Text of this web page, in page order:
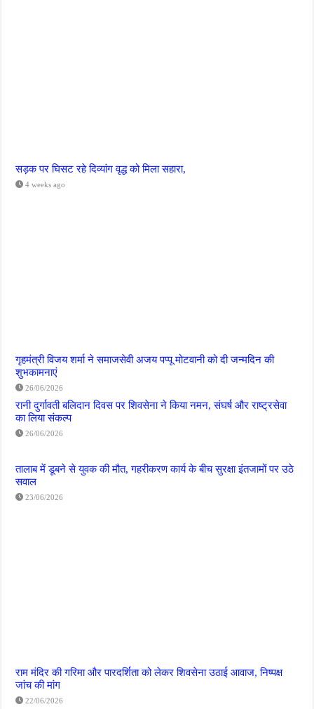
सड़क पर घिसट रहे दिव्यांग वृद्ध को मिला सहारा,
4 weeks ago
गृहमंत्री विजय शर्मा ने समाजसेवी अजय पप्पू मोटवानी को दी जन्मदिन की
शुभकामनाएं
26/06/2026
रानी दुर्गावती बलिदान दिवस पर शिवसेना ने किया नमन, संघर्ष और राष्ट्रसेवा
का लिया संकल्प
26/06/2026
तालाब में डूबने से युवक की मौत, गहरीकरण कार्य के बीच सुरक्षा इंतजामों पर उठे
सवाल
23/06/2026
राम मंदिर की गरिमा और पारदर्शिता को लेकर शिवसेना उठाई आवाज, निष्पक्ष
जांच की मांग
22/06/2026